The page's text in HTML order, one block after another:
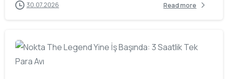
30.07.2026 Read more
0 -